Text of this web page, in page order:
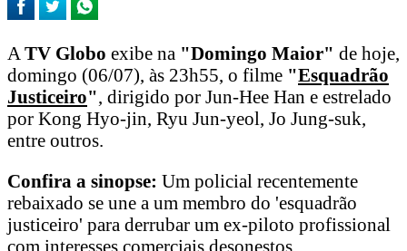
A TV Globo exibe na "Domingo Maior" de hoje,
domingo (06/07), às 23h55, o filme "Esquadrão
Justiceiro", dirigido por Jun-Hee Han e estrelado
por Kong Hyo-jin, Ryu Jun-yeol, Jo Jung-suk,
entre outros.
Confira a sinopse: Um policial recentemente
rebaixado se une a um membro do 'esquadrão
justiceiro' para derrubar um ex-piloto profissional
com interesses comerciais desonestos.